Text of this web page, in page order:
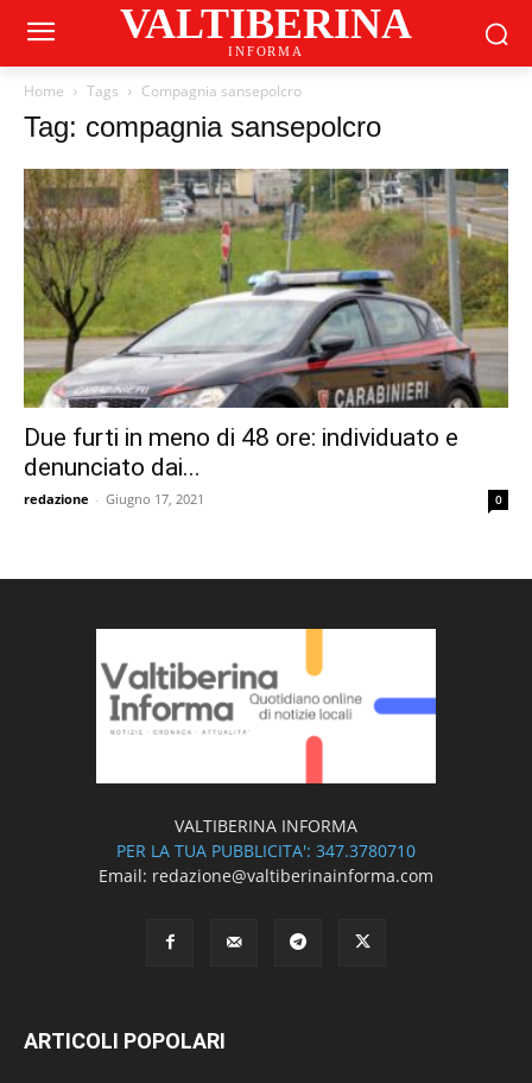
VALTIBERINA
INFORMA
Home Tags Compagnia sansepolcro
Tag: compagnia sansepolcro
Due furti in meno di 48 ore: individuato e
denunciato dai...
redazione - Giugno 17, 2021 0
VALTIBERINA INFORMA
PER LA TUA PUBBLICITA': 347.3780710
Email: redazione@valtiberinainforma.com
ARTICOLI POPOLARI